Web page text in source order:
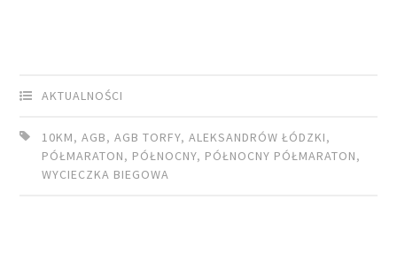
AKTUALNOŚCI
10KM,AGB,AGB TORFY,ALEKSANDRÓW ŁÓDZKI,
PÓŁMARATON, PÓŁNOCNY, PÓŁNOCNY PÓŁMARATON,
WYCIECZKA BIEGOWA